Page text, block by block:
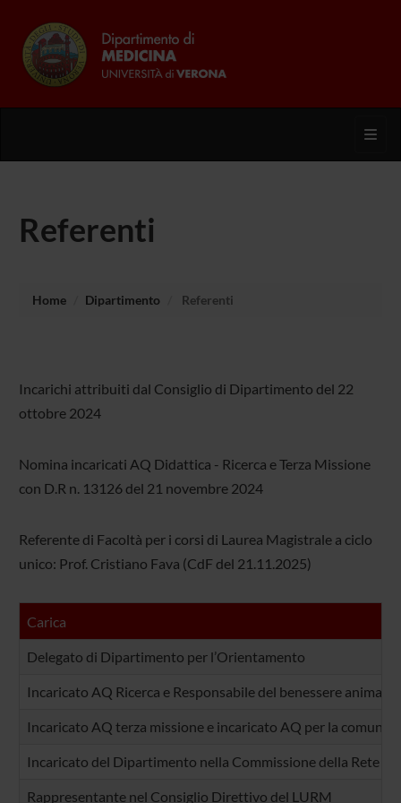
Referenti
Home Dipartimento Referenti
Incarichi attribuiti dal Consiglio di Dipartimento del 22
ottobre 2024
Nomina incaricati AQ Didattica - Ricerca e Terza Missione
con D.R n. 13126 del 21 novembre 2024
Referente di Facoltà per i corsi di Laurea Magistrale a ciclo
unico: Prof. Cristiano Fava (CdF del 21.11.2025)
Carica
Delegato di Dipartimento per l’Orientamento
Incaricato AQ Ricerca e Responsabile del benessere animale
Incaricato AQ terza missione e incaricato AQ per la
Incaricato del Dipartimento nella Commissione della Rete
Rappresentante nel Consiglio Direttivo del LURM